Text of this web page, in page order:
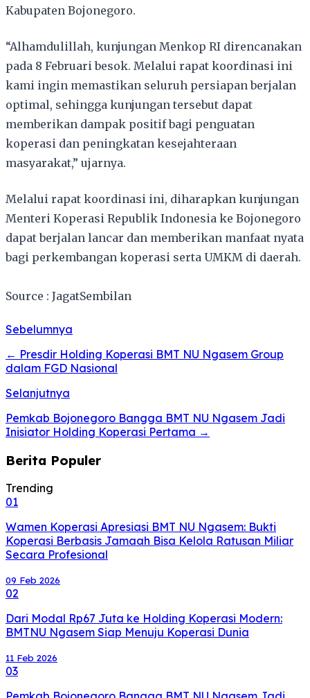
Kabupaten Bojonegoro.
“Alhamdulillah, kunjungan Menkop RI direncanakan
pada 8 Februari besok. Melalui rapat koordinasi ini
kami ingin memastikan seluruh persiapan berjalan
optimal, sehingga kunjungan tersebut dapat
memberikan dampak positif bagi penguatan
koperasi dan peningkatan kesejahteraan
masyarakat,” ujarnya.
Melalui rapat koordinasi ini, diharapkan kunjungan
Menteri Koperasi Republik Indonesia ke Bojonegoro
dapat berjalan lancar dan memberikan manfaat nyata
bagi perkembangan koperasi serta UMKM di daerah.
Source : JagatSembilan
Sebelumnya
← Presdir Holding Koperasi BMT NU Ngasem Group
dalam FGD Nasional
Selanjutnya
Pemkab Bojonegoro Bangga BMT NU Ngasem Jadi
Inisiator Holding Koperasi Pertama →
Berita Populer
Trending
01
Wamen Koperasi Apresiasi BMT NU Ngasem: Bukti
Koperasi Berbasis Jamaah Bisa Kelola Ratusan Miliar
Secara Profesional
09 Feb 2026
02
Dari Modal Rp67 Juta ke Holding Koperasi Modern:
BMTNU Ngasem Siap Menuju Koperasi Dunia
11 Feb 2026
03